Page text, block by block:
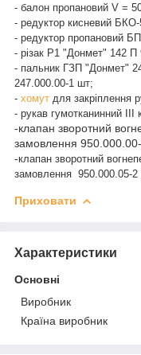
- балон пропановий V =
- редуктор кисневий
- редуктор пропановий
- різак Р1 "Донмет" 142
- пальник ГЗП "Донмет"
247.000.00-1 шт;
- хомут для закріплення
- рукав гумотканинний
-клапан зворотний
замовлення
-клапан зворотний
замовлення 950.000.05-2
Приховати
Характеристики
Основні
Виробник
Країна виробник